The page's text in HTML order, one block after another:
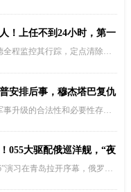
交部发言人塔希尔·安德拉比
方恢复技术层面谈判。安德
！上任不到24小时，第一
程监控其行踪，定点清除风
，他需调和强硬派与温和派
识，避免组织分裂；民生层
善生活的迫切诉求，他需要
安排后事，穆杰塔巴复仇
朗
升级的合法性和必要性存有
无疑在一定程度上是出于选
特朗普意图通过空袭施压，未
因素的制约。伊朗革命卫队
055大驱配俄巡洋舰，“夜
演习在青岛拉开序幕，俄罗
级潜艇，咱们的055大驱“鞍